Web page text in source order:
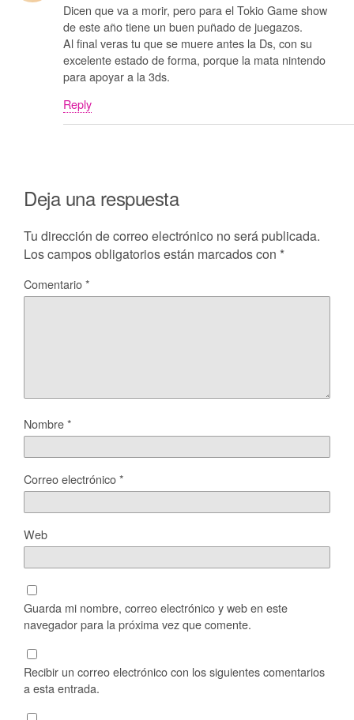
Dicen que va a morir, pero para el Tokio Game show
de este año tiene un buen puñado de juegazos.
Al final veras tu que se muere antes la Ds, con su
excelente estado de forma, porque la mata nintendo
para apoyar a la 3ds.
Reply
Deja una respuesta
Tu dirección de correo electrónico no será publicada.
Los campos obligatorios están marcados con *
Comentario*
Nombre*
Correo electrónico*
Web
Guarda mi nombre, correo electrónico y web en este
navegador para la próxima vez que comente.
Recibir un correo electrónico con los siguientes comentarios
a esta entrada.